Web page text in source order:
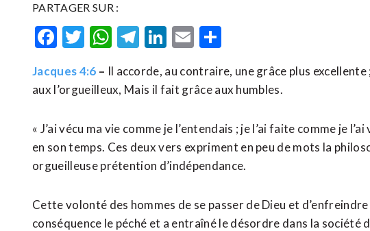
PARTAGER SUR :
Facebook
Twitter
WhatsApp
Telegram
LinkedIn
Email
Jacques 4:6 – Il accorde, au contraire, une grâce plus
aux l’orgueilleux, Mais il fait grâce aux humbles.
« J’ai vécu ma vie comme je l’entendais ; je l’ai faite comme je
en son temps. Ces deux vers expriment en peu de mots la
orgueilleuse prétention d’indépendance.
Cette volonté des hommes de se passer de Dieu et
conséquence le péché et a entraîné le désordre dans la société